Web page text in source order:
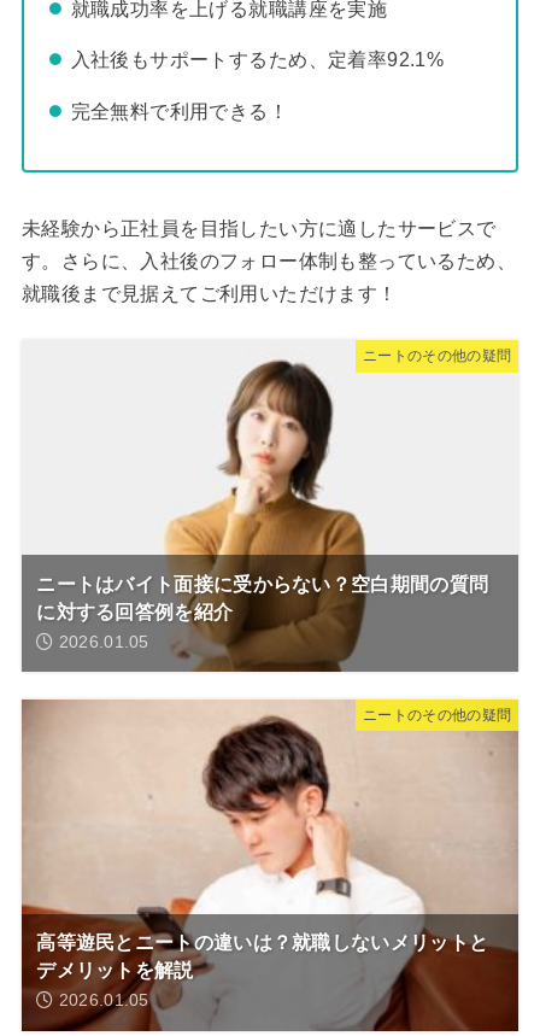
就職成功率を上げる就職講座を実施
入社後もサポートするため、定着率92.1%
完全無料で利用できる！
未経験から正社員を目指したい方に適したサービスで
す。さらに、入社後のフォロー体制も整っているため、
就職後まで見据えてご利用いただけます！
ニートのその他の疑問
ニートはバイト面接に受からない？空白期間の質問
に対する回答例を紹介
2026.01.05
ニートのその他の疑問
高等遊民とニートの違いは？就職しないメリットと
デメリットを解説
2026.01.05